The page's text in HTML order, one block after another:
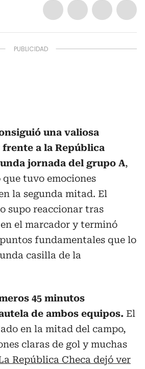
una valiosa
a la República
jornada del grupo A,
tuvo emociones
la segunda mitad. El
supo reaccionar tras
el marcador y terminó
fundamentales que lo
casilla de la
45 minutos
de ambos equipos. El
en la mitad del campo,
claras de gol y muchas
República Checa dejó ver